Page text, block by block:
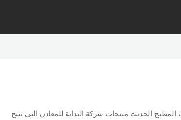
الحديث منتجات شركة البداية للمعادن التي تنتج